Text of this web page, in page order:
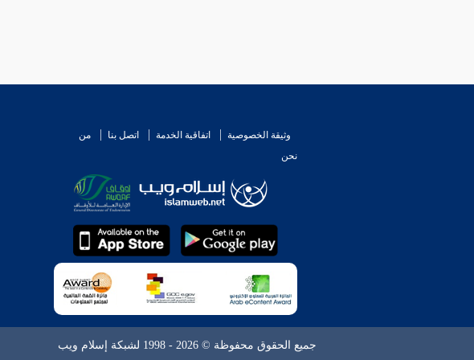
وثيقة الخصوصية اتفاقية الخدمة اتصل بنا
من
نحن
جميع الحقوق محفوظة © 2026 - 1998 لشبكة إسلام ويب